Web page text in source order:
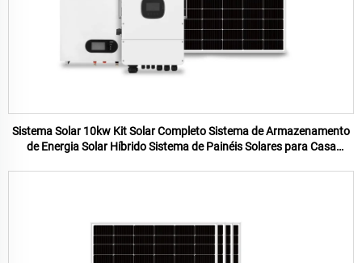
Sistema Solar 10kw Kit Solar Completo Sistema de Armazenamento
de Energia Solar Híbrido Sistema de Painéis Solares para Casa